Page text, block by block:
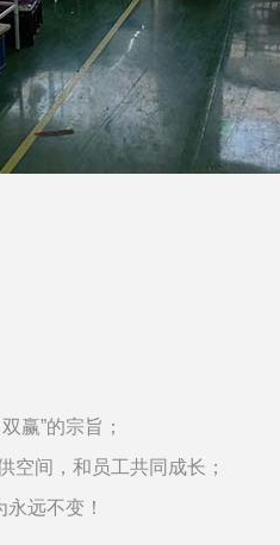
赢”的宗旨；
空间，和员工共同成长；
远不变！